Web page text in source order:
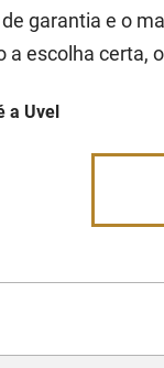
garantia e o
escolha certa,
a Uvel